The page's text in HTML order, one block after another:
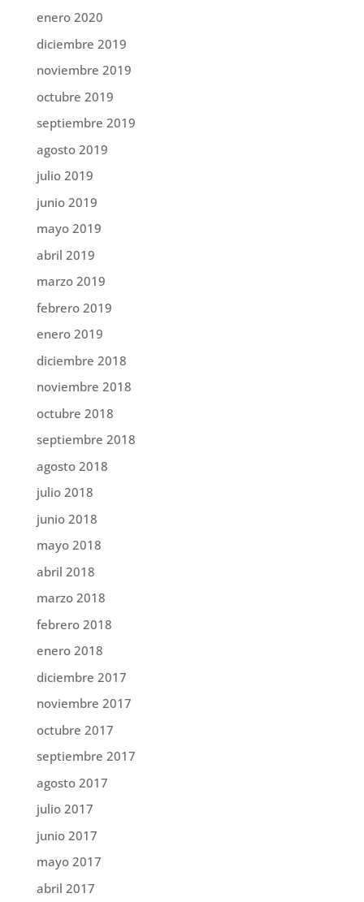
enero 2020
diciembre 2019
noviembre 2019
octubre 2019
septiembre 2019
agosto 2019
julio 2019
junio 2019
mayo 2019
abril 2019
marzo 2019
febrero 2019
enero 2019
diciembre 2018
noviembre 2018
octubre 2018
septiembre 2018
agosto 2018
julio 2018
junio 2018
mayo 2018
abril 2018
marzo 2018
febrero 2018
enero 2018
diciembre 2017
noviembre 2017
octubre 2017
septiembre 2017
agosto 2017
julio 2017
junio 2017
mayo 2017
abril 2017